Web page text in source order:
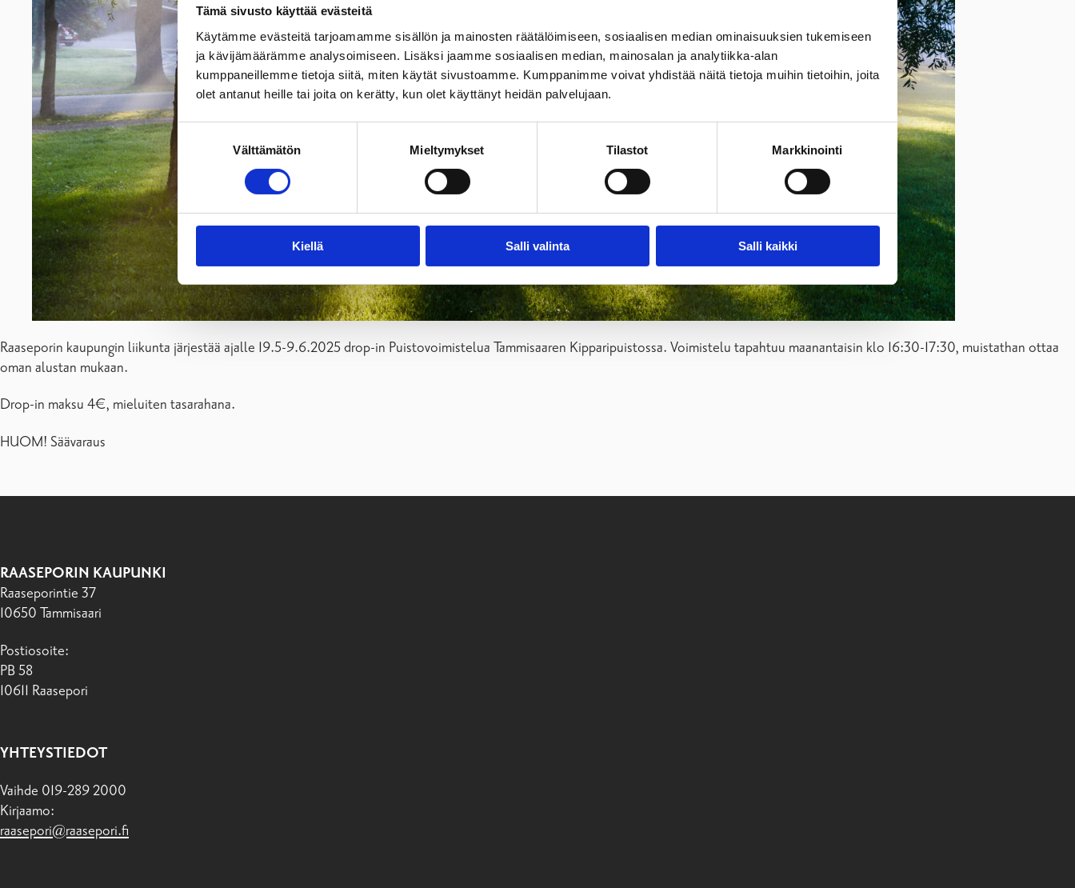
Tämä sivusto käyttää evästeitä
Käytämme evästeitä tarjoamamme sisällön ja mainosten räätälöimiseen, sosiaalisen median ominaisuuksien tukemiseen
ja kävijämäärämme analysoimiseen. Lisäksi jaamme sosiaalisen median, mainosalan ja analytiikka-alan
kumppaneillemme tietoja siitä, miten käytät sivustoamme. Kumppanimme voivat yhdistää näitä tietoja muihin tietoihin, joita
olet antanut heille tai joita on kerätty, kun olet käyttänyt heidän palvelujaan.
Välttämätön Mieltymykset Tilastot Markkinointi
Kiellä Salli valinta Salli kaikki
Raaseporin kaupungin liikunta järjestää ajalle 19.5-9.6.2025 drop-in Puistovoimistelua Tammisaaren Kipparipuistossa. Voimistelu tapahtuu maanantaisin klo 16:30-17:30, muistathan ottaa
oman alustan mukaan.
Drop-in maksu 4€, mieluiten tasarahana.
HUOM! Säävaraus
RAASEPORIN KAUPUNKI
Raaseporintie 37
10650 Tammisaari
Postiosoite:
PB 58
10611 Raasepori
YHTEYSTIEDOT
Vaihde 019-289 2000
Kirjaamo:
raasepori@raasepori.fi